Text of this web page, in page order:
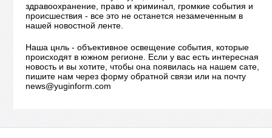
здравоохранение, право и криминал, громкие события и
происшествия - все это не останется незамеченным в
нашей новостной ленте.
Наша цнль - объективное освещение события, которые
происходят в южном регионе. Если у вас есть интересная
новость и вы хотите, чтобы она появилась на нашем сате,
пишите нам через форму обратной связи или на почту
news@yuginform.com